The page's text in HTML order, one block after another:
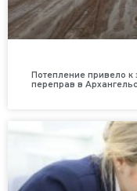
Потепление привело
переправ в